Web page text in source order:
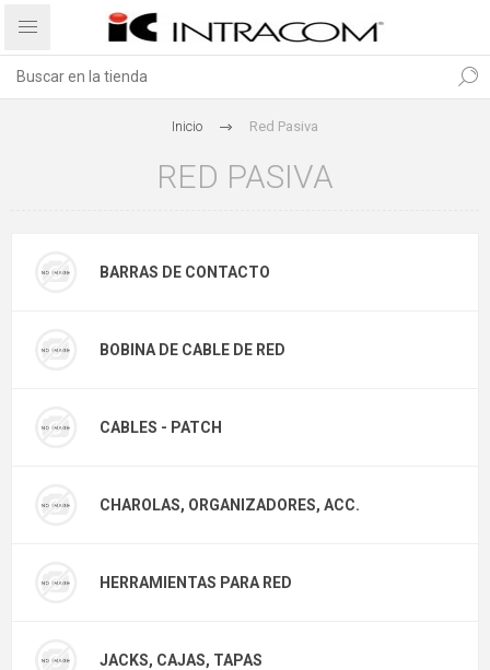
Inicio Red Pasiva
RED PASIVA
BARRAS DE CONTACTO
BOBINA DE CABLE DE RED
CABLES - PATCH
CHAROLAS, ORGANIZADORES, ACC.
HERRAMIENTAS PARA RED
JACKS, CAJAS, TAPAS